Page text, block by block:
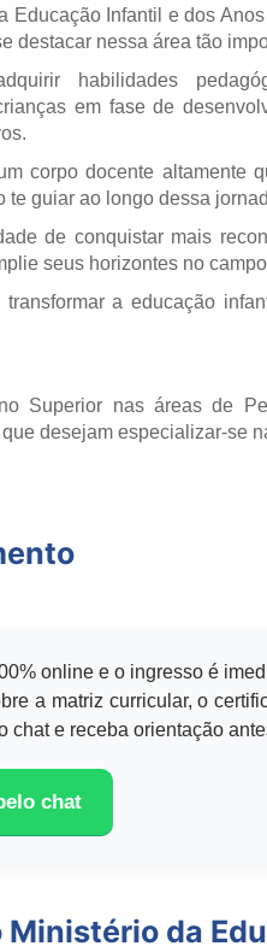
Educação Infantil e dos
destacar nessa área tão
habilidades
em fase de
corpo docente altamente
te guiar ao longo dessa
de conquistar mais
seus horizontes no
transformar a educação
Superior nas áreas de
desejam especializar-se
online e o ingresso é
a matriz curricular, o
chat e receba orientação
chat
da